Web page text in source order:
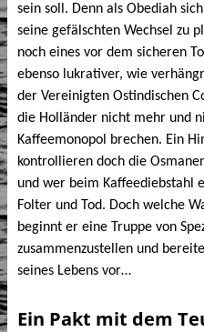
sein soll. Denn als Obediah
seine gefälschten Wechsel zu
noch eines vor dem sicheren
ebenso lukrativer, wie
der Vereinigten Ostindischen
die Holländer nicht mehr und
Kaffeemonopol brechen. Ein
kontrollieren doch die
und wer beim Kaffeediebstahl
Folter und Tod. Doch welche
beginnt er eine Truppe von
zusammenzustellen und
seines Lebens vor…
Ein Pakt mit dem